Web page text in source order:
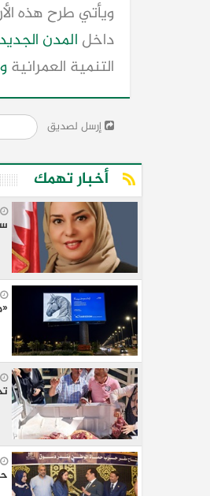
ويأتي طرح هذه
داخل المدن
التنمية العمرانية
إرسل لصديقFacebook
أخبار تهمك
تحرير 329